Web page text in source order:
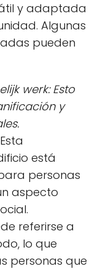
y adaptada
Algunas
pueden
werk: Esto
y
está
personas
aspecto
referirse a
lo que
personas que